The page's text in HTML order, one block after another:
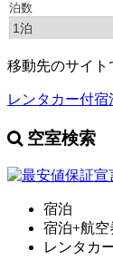
移動先のサイト
レンタカー付
空室検索
宿泊
宿泊+航空
レンタカ